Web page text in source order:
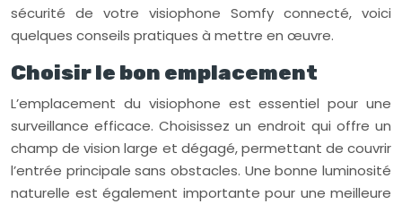
sécurité de votre visiophone Somfy connecté, voici
quelques conseils pratiques à mettre en œuvre.
Choisir le bon emplacement
L’emplacement du visiophone est essentiel pour une
surveillance efficace. Choisissez un endroit qui offre un
champ de vision large et dégagé, permettant de couvrir
l’entrée principale sans obstacles. Une bonne luminosité
naturelle est également importante pour une meilleure